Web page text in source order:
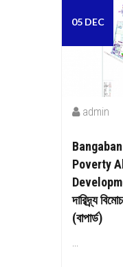
05 DEC
admin
Poverty
দারিদ্র্য
(বাপার্ড)
...